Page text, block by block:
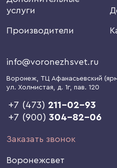
услуги
Производители
info@voronezhsvet.ru
Воронеж, ТЦ Афанасьевский
ул. Холмистая, д. 1г, пав. 120
+7 (473) 211-02-93
+7 (900)304-82-06
Заказать звонок
Воронежсвет